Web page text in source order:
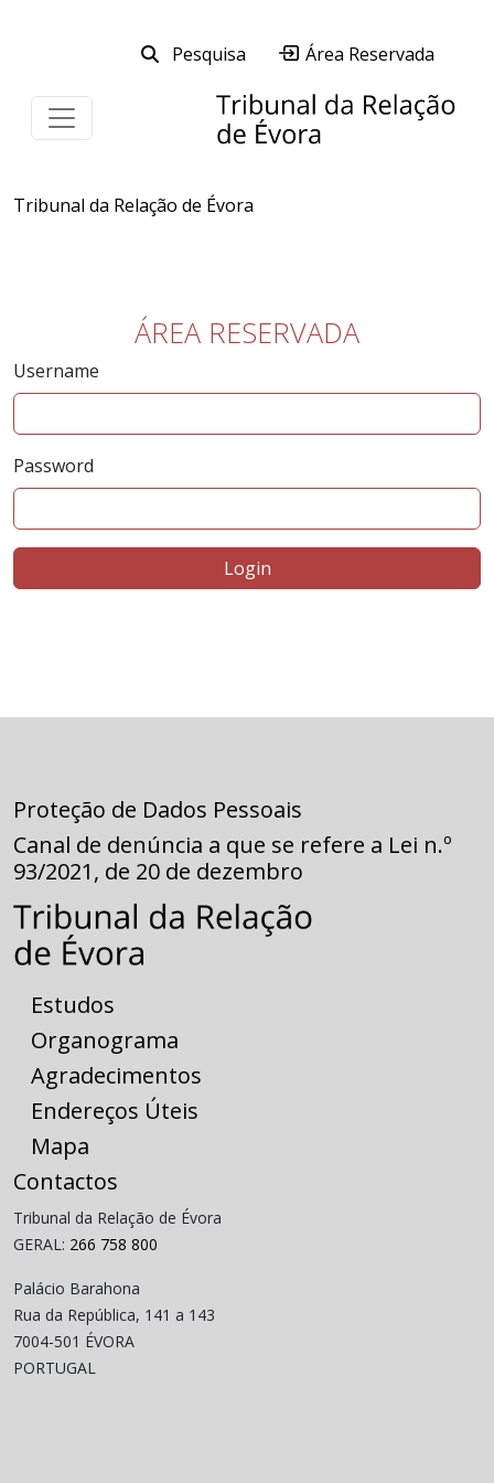
Área Reservada
Tribunal da Relação de Évora
ÁREA RESERVADA
Username
Password
Login
Proteção de Dados Pessoais
Canal de denúncia a que se refere a Lei n.º
93/2021, de 20 de dezembro
Estudos
Organograma
Agradecimentos
Endereços Úteis
Mapa
Contactos
Tribunal da Relação de Évora
GERAL: 266 758 800
Palácio Barahona
Rua da República, 141 a 143
7004-501 ÉVORA
PORTUGAL